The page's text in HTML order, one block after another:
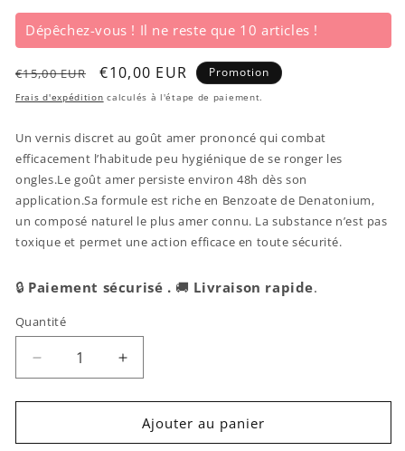
une
fenêtre
modale
Dépêchez-vous ! Il ne reste que 10 articles !
Prix
habituel
€15,00 EUR
Prix
promotionnel
€10,00 EUR Promotion
Frais d'expédition calculés à l'étape de paiement.
Un vernis discret au goût amer prononcé qui combat
efficacement l’habitude peu hygiénique de se ronger les
ongles.Le goût amer persiste environ 48h dès son
application.Sa formule est riche en Benzoate de Denatonium,
un composé naturel le plus amer connu. La substance n’est pas
toxique et permet une action efficace en toute sécurité.
🔒 Paiement sécurisé . 🚚 Livraison rapide.
Quantité
Réduire
la
quantité
Belweder
Augmenter
la
quantité
Belweder
Ajouter au panier